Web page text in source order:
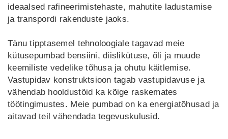
ideaalsed rafineerimistehaste, mahutite ladustamise
ja transpordi rakenduste jaoks.
Tänu tipptasemel tehnoloogiale tagavad meie
kütusepumbad bensiini, diislikütuse, õli ja muude
keemiliste vedelike tõhusa ja ohutu käitlemise.
Vastupidav konstruktsioon tagab vastupidavuse ja
vähendab hooldustöid ka kõige raskemates
töötingimustes. Meie pumbad on ka energiatõhusad ja
aitavad teil vähendada tegevuskulusid.